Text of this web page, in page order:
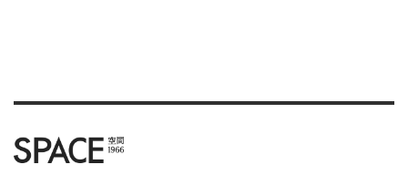
공지사항
광고문의